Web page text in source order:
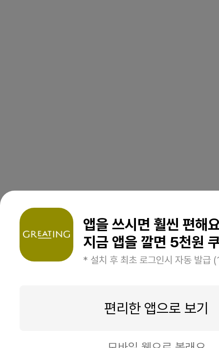
앱을 쓰시면 훨씬 편해
지금 앱을 깔면 5천원
* 설치 후 최초 로그인시 자동 발급
편리한 앱으로 보기